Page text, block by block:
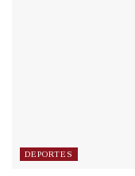
DEPORTES